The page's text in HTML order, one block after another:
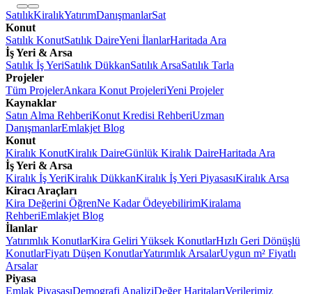
SatılıkKiralıkYatırımDanışmanlarSat
Konut
Satılık KonutSatılık DaireYeni İlanlarHaritada Ara
İş Yeri & Arsa
Satılık İş YeriSatılık DükkanSatılık ArsaSatılık Tarla
Projeler
Tüm ProjelerAnkara Konut ProjeleriYeni Projeler
Kaynaklar
Satın Alma RehberiKonut Kredisi RehberiUzman
DanışmanlarEmlakjet Blog
Konut
Kiralık KonutKiralık DaireGünlük Kiralık DaireHaritada Ara
İş Yeri & Arsa
Kiralık İş YeriKiralık DükkanKiralık İş Yeri PiyasasıKiralık Arsa
Kiracı Araçları
Kira Değerini ÖğrenNe Kadar ÖdeyebilirimKiralama
RehberiEmlakjet Blog
İlanlar
Yatırımlık KonutlarKira Geliri Yüksek KonutlarHızlı Geri Dönüşlü
KonutlarFiyatı Düşen KonutlarYatırımlık ArsalarUygun m² Fiyatlı
Arsalar
Piyasa
Emlak PiyasasıDemografi AnaliziDeğer HaritalarıVerilerimiz